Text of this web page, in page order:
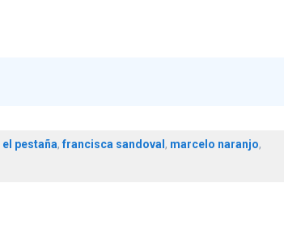
el pestaña,francisca sandoval , marcelo naranjo,